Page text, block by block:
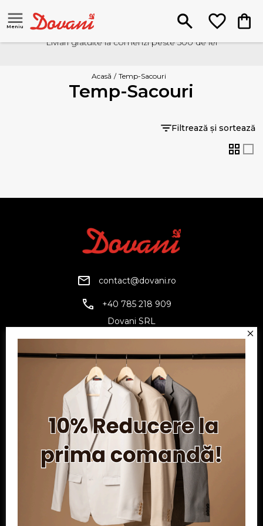
Meniu
Livrari gratuite la comenzi peste 500 de lei
Acasă / Temp-Sacouri
Temp-Sacouri
Filtrează și sortează
contact@dovani.ro
+40 785 218 909
Dovani SRL
Reg. Com.: J07/1134/1994
Facebook
TwitterYouTube
Informatii
Contul meu
Serviciu clienți